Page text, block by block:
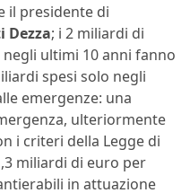
il presidente di
Dezza; i 2 miliardi di
ultimi 10 anni fanno
spesi solo negli
emergenze: una
ulteriormente
i criteri della Legge di
miliardi di euro per
in attuazione